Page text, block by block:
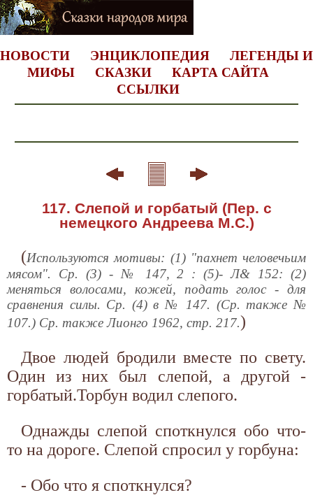
НОВОСТИ ЭНЦИКЛОПЕДИЯ
ЛЕГЕНДЫ И
МИФЫ
СКАЗКИ
КАРТА САЙТА
ССЫЛКИ
117. Слепой и горбатый (Пер. с
немецкого Андреева М.С.)
(Используются мотивы: (1) "пахнет человечьим
мясом". Ср. (3) - № 147, 2 : (5)- Л& 152: (2)
меняться волосами, кожей, подать голос - для
сравнения силы. Ср. (4) в № 147. (Ср. также №
107.) Ср. также Лионго 1962, стр. 217.)
Двое людей бродили вместе по свету.
Один из них был слепой, а другой -
горбатый.Торбун водил слепого.
Однажды слепой споткнулся обо что-
то на дороге. Слепой спросил у горбуна:
- Обо что я споткнулся?